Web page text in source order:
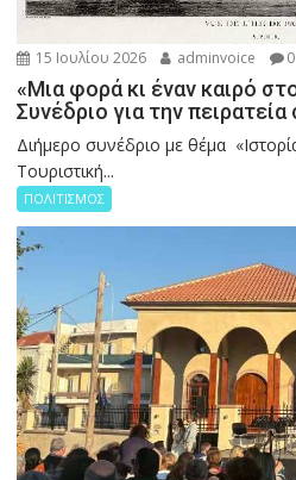
15 Ιουλίου 2026 adminvoice 0
«Μια φορά κι έναν καιρό
Συνέδριο για την πειρατεία
Διήμερο συνέδριο με θέμα
Τουριστική...
ΠΟΛΙΤΙΣΜΟΣ